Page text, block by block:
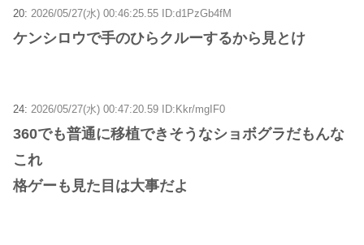
20: 2026/05/27(水) 00:46:25.55 ID:d1PzGb4fM
ケンシロウで手のひらクルーするから見とけ
24: 2026/05/27(水) 00:47:20.59 ID:Kkr/mgIF0
360でも普通に移植できそうなショボグラだもんな
これ
格ゲーも見た目は大事だよ